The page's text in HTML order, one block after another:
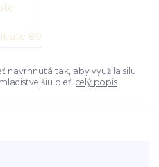
navrhnutá tak, aby využila silu
pleť. celý popis